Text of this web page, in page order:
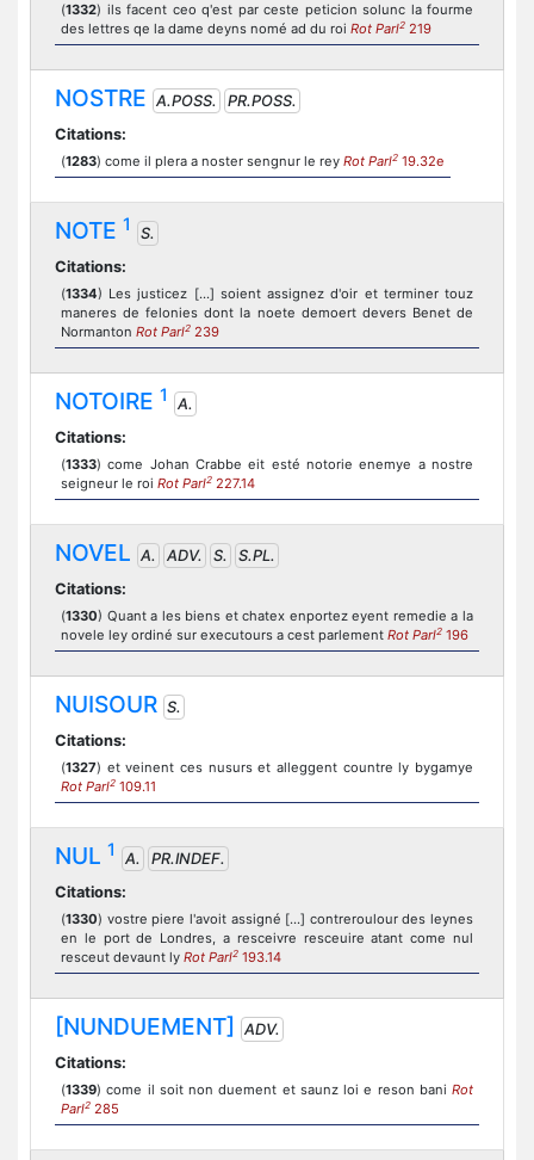
(1332) ils facent ceo q'est par ceste peticion solunc la fourme
des lettres qe la dame deyns nomé ad du roi Rot Parl2 219
NOSTRE A.POSS.
PR.POSS.
Citations:
(1283) come il plera a noster sengnur le rey Rot Parl2 19.32e
NOTE 1
S.
Citations:
(1334) Les justicez [...] soient assignez d'oir et terminer touz
maneres de felonies dont la noete demoert devers Benet de
Normanton Rot Parl2 239
NOTOIRE 1
A.
Citations:
(1333) come Johan Crabbe eit esté notorie enemye a nostre
seigneur le roi Rot Parl2 227.14
NOVEL A. ADV. S.
S.PL.
Citations:
(1330) Quant a les biens et chatex enportez eyent remedie a la
novele ley ordiné sur executours a cest parlement Rot Parl2 196
NUISOUR S.
Citations:
(1327) et veinent ces nusurs et alleggent countre ly bygamye
Rot Parl2 109.11
NUL 1 A.
PR.INDEF.
Citations:
(1330) vostre piere l'avoit assigné [...] contreroulour des leynes
en le port de Londres, a resceivre resceuire atant come nul
resceut devaunt ly Rot Parl2 193.14
[NUNDUEMENT]
ADV.
Citations:
(1339) come il soit non duement et saunz loi e reson bani Rot
Parl2 285